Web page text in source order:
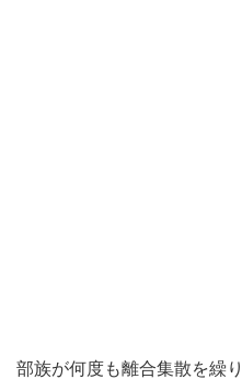
部族が何度も離合集散を繰